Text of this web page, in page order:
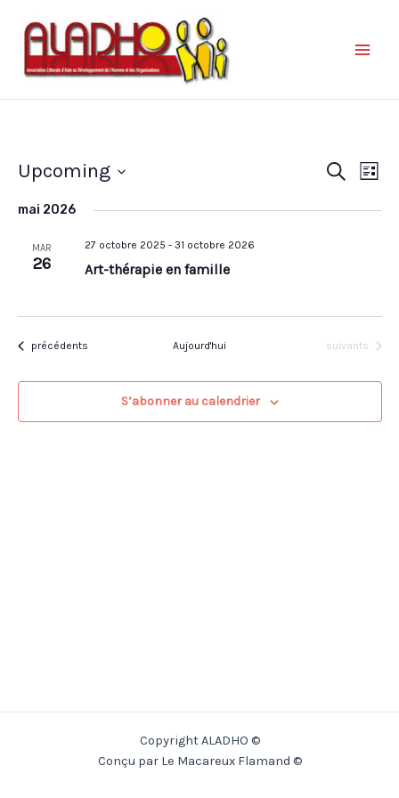
Recherche
Liste
Upcoming
une
mai 2026
MAR
26
27 octobre 2025 - 31 octobre 2026
Art-thérapie en famille
Évènements
précédents Aujourd'hui Évènements
suivants
S’abonner au calendrier
Copyright ALADHO ©
Conçu par Le Macareux Flamand ©